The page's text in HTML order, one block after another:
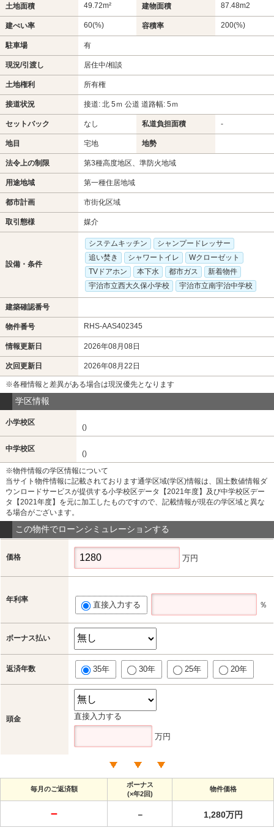
土地面積 49.72m² 建物面積 87.48m2
建ぺい率 60(%) 容積率 200(%)
駐車場 有
現況/引渡し 居住中/相談
土地権利 所有権
接道状況 接道: 北 5ｍ 公道 道路幅: 5ｍ
セットバック なし 私道負担面積 -
地目 宅地 地勢
法令上の制限 第3種高度地区、準防火地域
用途地域 第一種住居地域
都市計画 市街化区域
取引態様 媒介
設備・条件
システムキッチン
シャンプードレッサー
追い焚き
シャワートイレ
Wクローゼット
TVドアホン
本下水 都市ガス
新着物件
宇治市立西大久保小学校
宇治市立南宇治中学校
建築確認番号
物件番号 RHS-AAS402345
情報更新日 2026年08月08日
次回更新日 2026年08月22日
※各種情報と差異がある場合は現況優先となります
学区情報
小学校区
()
中学校区
()
※物件情報の学区情報について
当サイト物件情報に記載されております通学区域(学区)情報は、国土数値情報ダ
ウンロードサービスが提供する小学校区データ【2021年度】及び中学校区デー
タ【2021年度】を元に加工したものですので、記載情報が現在の学区域と異な
る場合がございます。
この物件でローンシミュレーションする
価格 万円
年利率
直接入力する ％
ボーナス払い
返済年数 35年 30年 25年 20年
頭金 直接入力する
万円
毎月のご返済額
ボーナス
(×年2回)
物件価格
－ － 1,280万円